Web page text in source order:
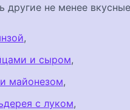
другие не менее
,
и сыром,
майонезом,
с луком,